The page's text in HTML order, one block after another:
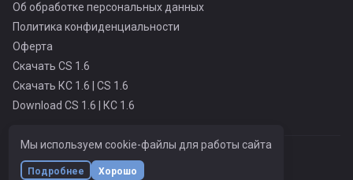
Об обработке персональных данных
Политика конфиденциальности
Оферта
Скачать CS 1.6
Скачать КС 1.6 | CS 1.6
Download CS 1.6 | КС 1.6
MOSCOW PUBLIC ONLY PRO © Все права защищены
Мы используем cookie-файлы для работы сайта
Подробнее Хорошо